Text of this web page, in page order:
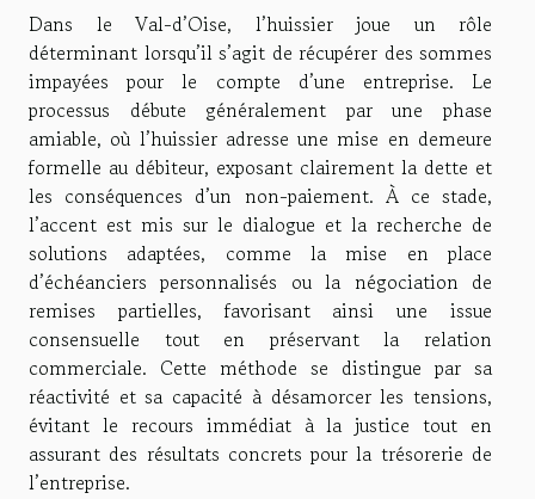
Dans le Val-d’Oise, l’huissier joue un rôle
déterminant lorsqu’il s’agit de récupérer des sommes
impayées pour le compte d’une entreprise. Le
processus débute généralement par une phase
amiable, où l’huissier adresse une mise en demeure
formelle au débiteur, exposant clairement la dette et
les conséquences d’un non-paiement. À ce stade,
l’accent est mis sur le dialogue et la recherche de
solutions adaptées, comme la mise en place
d’échéanciers personnalisés ou la négociation de
remises partielles, favorisant ainsi une issue
consensuelle tout en préservant la relation
commerciale. Cette méthode se distingue par sa
réactivité et sa capacité à désamorcer les tensions,
évitant le recours immédiat à la justice tout en
assurant des résultats concrets pour la trésorerie de
l’entreprise.